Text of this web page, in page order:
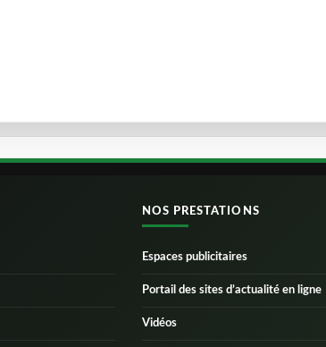
NOS PRESTATIONS
Espaces publicitaires
Portail des sites d’actualité en ligne
Vidéos